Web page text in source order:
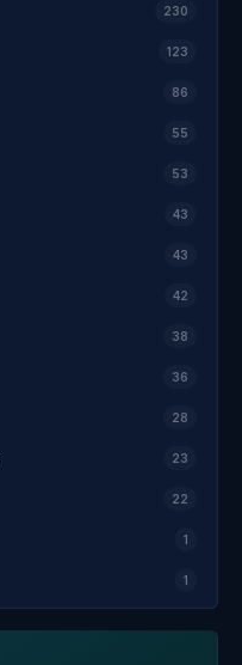
230
123
86
55
53
43
43
42
38
36
28
23
22
1
1